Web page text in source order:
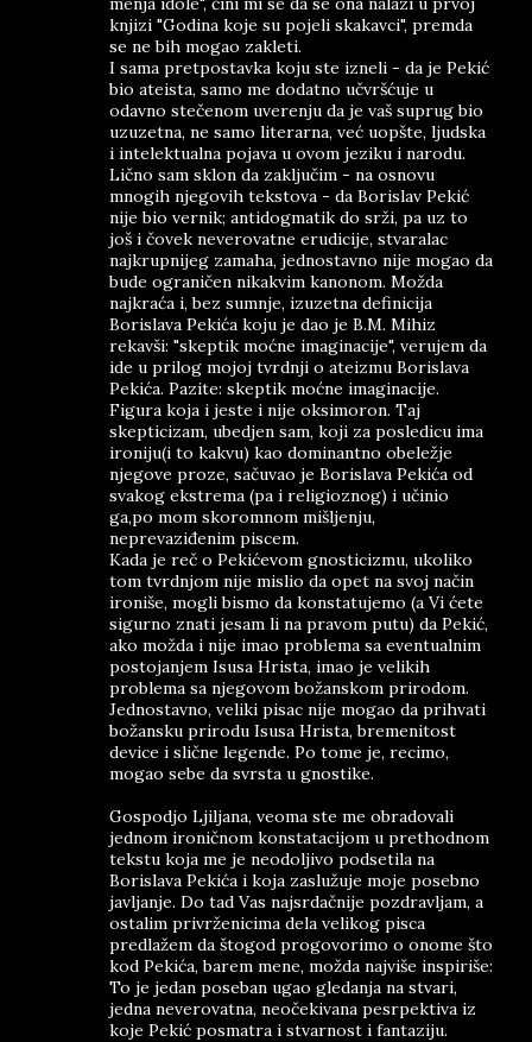
knjizi "Godina koje su pojeli skakavci", premda
se ne bih mogao zakleti.
I sama pretpostavka koju ste izneli - da je Pekić
bio ateista, samo me dodatno učvršćuje u
odavno stečenom uverenju da je vaš suprug bio
uzuzetna, ne samo literarna, već uopšte, ljudska
i intelektualna pojava u ovom jeziku i narodu.
Lično sam sklon da zaključim - na osnovu
mnogih njegovih tekstova - da Borislav Pekić
nije bio vernik; antidogmatik do srži, pa uz to
još i čovek neverovatne erudicije, stvaralac
najkrupnijeg zamaha, jednostavno nije mogao da
bude ograničen nikakvim kanonom. Možda
najkraća i, bez sumnje, izuzetna definicija
Borislava Pekića koju je dao je B.M. Mihiz
rekavši: "skeptik moćne imaginacije", verujem da
ide u prilog mojoj tvrdnji o ateizmu Borislava
Pekića. Pazite: skeptik moćne imaginacije.
Figura koja i jeste i nije oksimoron. Taj
skepticizam, ubedjen sam, koji za posledicu ima
ironiju(i to kakvu) kao dominantno obeležje
njegove proze, sačuvao je Borislava Pekića od
svakog ekstrema (pa i religioznog) i učinio
ga,po mom skoromnom mišljenju,
neprevaziđenim piscem.
Kada je reč o Pekićevom gnosticizmu, ukoliko
tom tvrdnjom nije mislio da opet na svoj način
ironiše, mogli bismo da konstatujemo (a Vi ćete
sigurno znati jesam li na pravom putu) da Pekić,
ako možda i nije imao problema sa eventualnim
postojanjem Isusa Hrista, imao je velikih
problema sa njegovom božanskom prirodom.
Jednostavno, veliki pisac nije mogao da prihvati
božansku prirodu Isusa Hrista, bremenitost
device i slične legende. Po tome je, recimo,
mogao sebe da svrsta u gnostike.
Gospodjo Ljiljana, veoma ste me obradovali
jednom ironičnom konstatacijom u prethodnom
tekstu koja me je neodoljivo podsetila na
Borislava Pekića i koja zaslužuje moje posebno
javljanje. Do tad Vas najsrdačnije pozdravljam, a
ostalim privrženicima dela velikog pisca
predlažem da štogod progovorimo o onome što
kod Pekića, barem mene, možda najviše inspiriše:
To je jedan poseban ugao gledanja na stvari,
jedna neverovatna, neočekivana pesrpektiva iz
koje Pekić posmatra i stvarnost i fantaziju.